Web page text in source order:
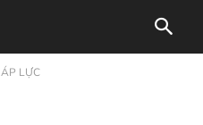
ÁP LỰC